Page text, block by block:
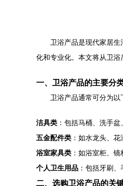
卫浴产品是现代家居
化和专业化。本文将从卫浴
一、卫浴产品的主要分
卫浴产品通常可分为以
洁具类 ：包括马桶、洗手
五金配件类 ：如水龙头、
浴室家具类 ：如浴室柜、
个人卫生用品 ：包括牙刷
二、选购卫浴产品的关